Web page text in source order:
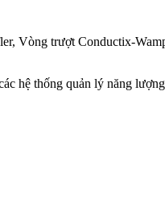
Vòng trượt Conductix-
hệ thống quản lý năng